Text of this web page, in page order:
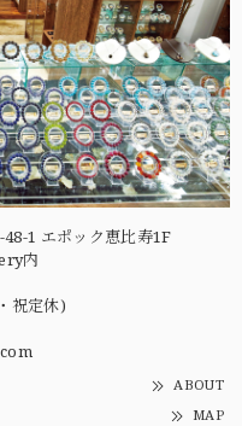
1 エポック恵比寿1F
内
祝定休)
ABOUT
MAP